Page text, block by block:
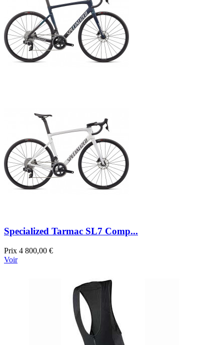
Specialized Tarmac SL7 Comp...
Prix 4 800,00 €
Voir